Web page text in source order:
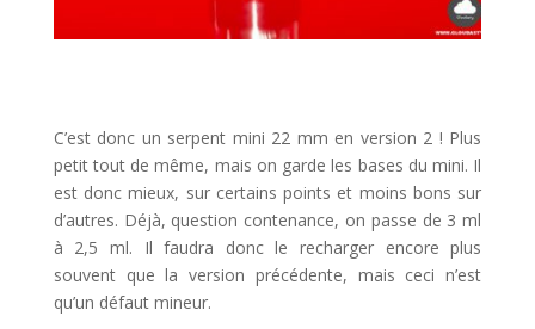
C’est donc un serpent mini 22 mm en version 2 ! Plus
petit tout de même, mais on garde les bases du mini. Il
est donc mieux, sur certains points et moins bons sur
d’autres. Déjà, question contenance, on passe de 3 ml
à 2,5 ml. Il faudra donc le recharger encore plus
souvent que la version précédente, mais ceci n’est
qu’un défaut mineur.